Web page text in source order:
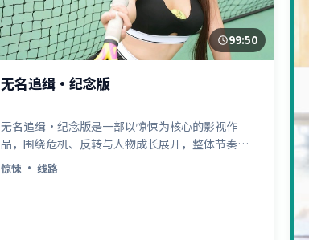
99:50
无名追缉·纪念版
无名追缉·纪念版是一部以惊悚为核心的影视作
品，围绕危机、反转与人物成长展开，整体节奏紧
凑，值得推荐观看。
惊悚 · 线路